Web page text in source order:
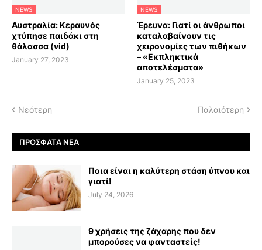
NEWS
Αυστραλία: Κεραυνός
χτύπησε παιδάκι στη
θάλασσα (vid)
January 27, 2023
NEWS
Έρευνα: Γιατί οι άνθρωποι
καταλαβαίνουν τις
χειρονομίες των πιθήκων
– «Εκπληκτικά
αποτελέσματα»
January 25, 2023
Νεότερη Παλαιότερη
ΠΡΌΣΦΑΤΑ ΝΈΑ
Ποια είναι η καλύτερη στάση ύπνου και
γιατί!
July 24, 2026
9 χρήσεις της ζάχαρης που δεν
μπορούσες να φανταστείς!